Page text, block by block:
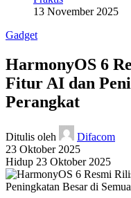
13 November 2025
Gadget
HarmonyOS 6
Fitur AI dan
Perangkat
Ditulis oleh
Difacom
23 Oktober 2025
Hidup 23 Oktober 2025